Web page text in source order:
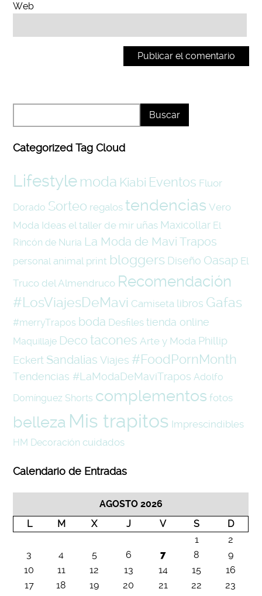
Web
Categorized Tag Cloud
Lifestyle moda Kiabi Eventos Fluor
Dorado Sorteo regalos tendencias Vero
Moda Ideas el taller de mir uñas Maxicollar El
Rincón de Nuria La Moda de Mavi Trapos
personal animal print bloggers Diseño Oasap El
Truco del Almendruco Recomendación
#LosViajesDeMavi Camiseta libros Gafas
#merryTrapos boda Desfiles tienda online
Maquillaje Deco tacones Arte y Moda Phillip
Eckert Sandalias Viajes #FoodPornMonth
Tendencias #LaModaDeMaviTrapos Adolfo
Domínguez Shorts complementos fotos
belleza Mis trapitos Imprescindibles
HM Decoración cuidados
Calendario de Entradas
AGOSTO 2026
L
M X J V S
D
1
2
3
4 5 6 7 8
9
10
11 12 13 14 15
16
17
18 19 20 21 22
23